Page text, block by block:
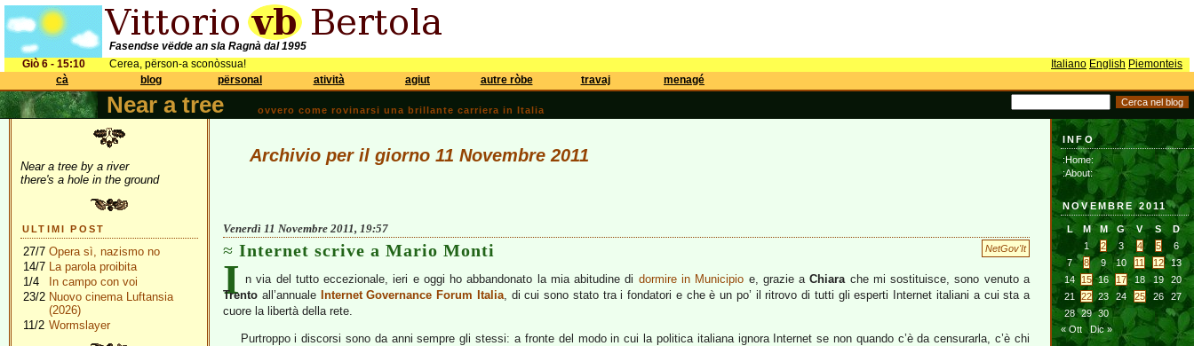
Fasendse vëdde an sla Ragnà dal 1995
Giò 6 - 15:10
Cerea, përson-a sconòssua! Italiano English Piemonteis
cà
blog përsonal atività agiut autre ròbe travaj menagé
Near a tree ovvero come rovinarsi una brillante carriera in Italia
Near a tree by a river
there's a hole in the ground
ULTIMI POST
27/7 Opera sì, nazismo no
14/7 La parola proibita
1/4
In campo con voi
23/2 Nuovo cinema Luftansia
(2026)
11/2 Wormslayer
Archivio per il giorno 11 Novembre 2011
Venerdì 11 Novembre 2011, 19:57
NetGov'It
Internet scrive a Mario Monti
I n via del tutto eccezionale, ieri e oggi ho abbandonato la mia abitudine di dormire in Municipio e, grazie aChiarache mi sostituisce, sono venuto a
Trento all’annuale Internet Governance Forum Italia, di cui sono stato tra i fondatori e che è un po’ il ritrovo di tutti gli esperti Internet italiani a cui sta a
cuore la libertà della rete.
Purtroppo i discorsi sono da anni sempre gli stessi: a fronte del modo in cui la politica italiana ignora Internet se non quando c’è da censurarla, c’è chi
INFO
:Home:
:About:
NOVEMBRE 2011
L M M G V S
D
1
2 3 4 5
6
7
8 9 10 11 12
13
14
15 16 17 18 19
20
21
22 23 24 25 26
27
28 29 30
« Ott
Dic »